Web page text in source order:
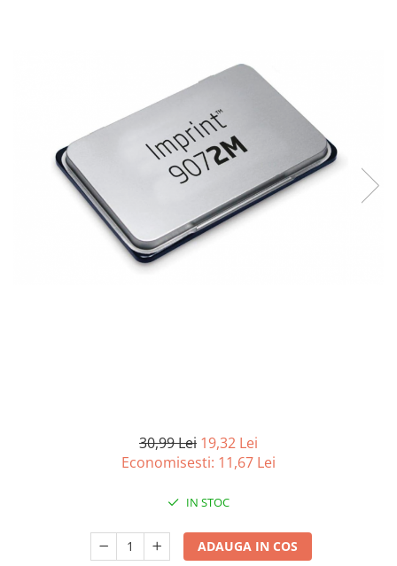
Curatenie si intretinere
Decoratiuni
Gradinarit
Hobby-uri creative
Iluminat & Electrice
Kit-uri automatizari porti si usi
Scule electrice si unelte
Silicon, spume si solutii tehnice
Uscatoare rufe
Utilaje si materiale de constructii
30,99 Lei 19,32 Lei
Economisesti: 11,67 Lei
IN STOC
ADAUGA IN COS